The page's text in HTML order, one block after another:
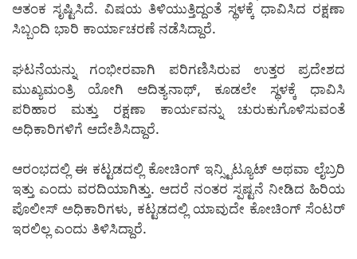
ಆತಂಕ ಸೃಷ್ಟಿಸಿದೆ. ವಿಷಯ ತಿಳಿಯುತ್ತಿದ್ದಂತೆ ಸ್ಥಳಕ್ಕೆ ಧಾವಿಸಿದ ರಕ್ಷಣಾ
ಸಿಬ್ಬಂದಿ ಭಾರಿ ಕಾರ್ಯಾಚರಣೆ ನಡೆಸಿದ್ದಾರೆ.
ಘಟನೆಯನ್ನು ಗಂಭೀರವಾಗಿ ಪರಿಗಣಿಸಿರುವ ಉತ್ತರ ಪ್ರದೇಶದ
ಮುಖ್ಯಮಂತ್ರಿ ಯೋಗಿ ಆದಿತ್ಯನಾಥ್, ಕೂಡಲೇ ಸ್ಥಳಕ್ಕೆ ಧಾವಿಸಿ
ಪರಿಹಾರ ಮತ್ತು ರಕ್ಷಣಾ ಕಾರ್ಯವನ್ನು ಚುರುಕುಗೊಳಿಸುವಂತೆ
ಅಧಿಕಾರಿಗಳಿಗೆ ಆದೇಶಿಸಿದ್ದಾರೆ.
ಆರಂಭದಲ್ಲಿ ಈ ಕಟ್ಟಡದಲ್ಲಿ ಕೋಚಿಂಗ್ ಇನ್ಸ್ಟಿಟ್ಯೂಟ್ ಅಥವಾ ಲೈಬ್ರರಿ
ಇತ್ತು ಎಂದು ವರದಿಯಾಗಿತ್ತು. ಆದರೆ ನಂತರ ಸ್ಪಷ್ಟನೆ ನೀಡಿದ ಹಿರಿಯ
ಪೊಲೀಸ್ ಅಧಿಕಾರಿಗಳು, ಕಟ್ಟಡದಲ್ಲಿ ಯಾವುದೇ ಕೋಚಿಂಗ್ ಸೆಂಟರ್
ಇರಲಿಲ್ಲ ಎಂದು ತಿಳಿಸಿದ್ದಾರೆ.